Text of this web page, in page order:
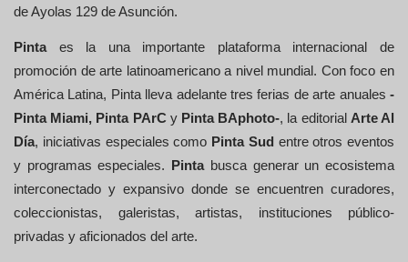
de Ayolas 129 de Asunción.
Pintaes la una importante plataforma internacional de
promoción de arte latinoamericano a nivel mundial. Con foco en
América Latina, Pinta lleva adelante tres ferias de arte anuales -
Pinta Miami, Pinta PArCyPinta BAphoto-, la editorial Arte Al
Día, iniciativas especiales como Pinta Sud entre otros eventos
y programas especiales. Pintabusca generar un ecosistema
interconectado y expansivo donde se encuentren curadores,
coleccionistas, galeristas, artistas, instituciones público-
privadas y aficionados del arte.